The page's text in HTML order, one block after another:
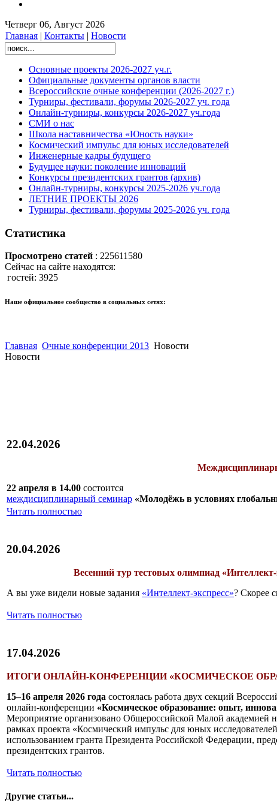
Четверг 06, Август 2026
Главная | Контакты | Новости
Основные проекты 2026-2027 уч.г.
Официальные документы органов власти
Всероссийские очные конференции (2026-2027 г.)
Турниры, фестивали, форумы 2026-2027 уч. года
Онлайн-турниры, конкурсы 2026-2027 уч.года
СМИ о нас
Школа наставничества «Юность науки»
Космический импульс для юных исследователей
Инженерные кадры будущего
Будущее науки: поколение инноваций
Конкурсы президентских грантов (архив)
Онлайн-турниры, конкурсы 2025-2026 уч.года
ЛЕТНИЕ ПРОЕКТЫ 2026
Турниры, фестивали, форумы 2025-2026 уч. года
Статистика
Просмотрено статей : 225611580
Сейчас на сайте находятся:
гостей: 3925
Наше официальное сообщество в социальных сетях:
Главная Очные конференции 2013 Новости
Новости
22.04.2026
22 апреля в 14.00 состоится
междисциплинарный семинар «Молодёжь в условиях
Читать полностью
20.04.2026
Весенний тур тестовых олимпиад «Интеллект-
А вы уже видели новые задания «Интеллект-экспресс»? Скорее
Читать полностью
17.04.2026
ИТОГИ ОНЛАЙН-КОНФЕРЕНЦИИ «КОСМИЧЕСКОЕ
15–16 апреля 2026 года состоялась работа двух секций
онлайн-конференции «Космическое образование: опыт,
Мероприятие организовано Общероссийской Малой академией
рамках проекта «Космический импульс для юных
использованием гранта Президента Российской Федерации,
президентских грантов.
Читать полностью
Другие статьи...